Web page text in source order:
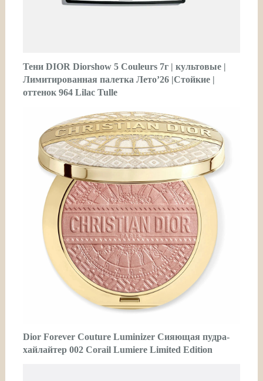
Тени DIOR Diorshow 5 Couleurs 7г | культовые |
Лимитированная палетка Лето’26 |Стойкие |
оттенок 964 Lilac Tulle
Dior Forever Couture Luminizer Сияющая пудра-
хайлайтер 002 Corail Lumiere Limited Edition